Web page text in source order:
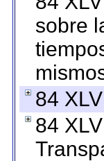
sobre
84
84